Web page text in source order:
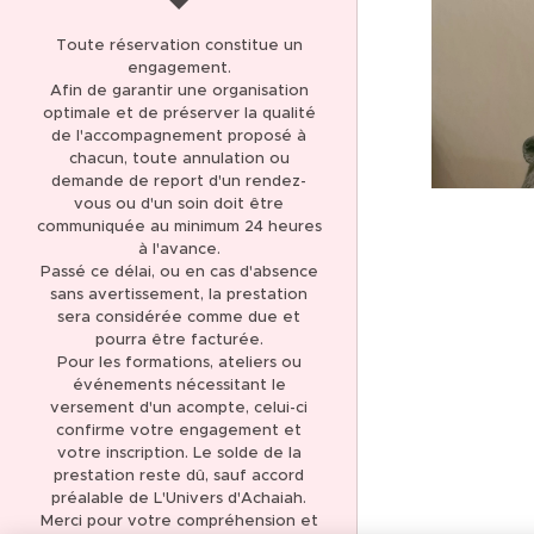
AVIS CLIENTS 5,0 *****
(137)
THÉRAPIE ET SOIN
ÉNERGÉTIQUE
LIBÉRATION DES
MÉMOIRES KARMIQUES
LIBÉRATION DES
MÉMOIRES
TRANSGÉNÉRATIONNELLES
FORMATION
MAGNÉTISME ET SOINS
ÉNERGÉTIQUES
FORMATION
CANALISATION
BOUTIQUE EN LIGNE
Toute réservation constitue un
engagement.
Afin de garantir une organisation
optimale et de préserver la qualité
de l'accompagnement proposé à
chacun, toute annulation ou
demande de report d'un rendez-
vous ou d'un soin doit être
communiquée au minimum 24 heures
à l'avance.
Passé ce délai, ou en cas d'absence
sans avertissement, la prestation
sera considérée comme due et
pourra être facturée.
Pour les formations, ateliers ou
événements nécessitant le
versement d'un acompte, celui-ci
confirme votre engagement et
votre inscription. Le solde de la
prestation reste dû, sauf accord
préalable de L'Univers d'Achaiah.
Merci pour votre compréhension et